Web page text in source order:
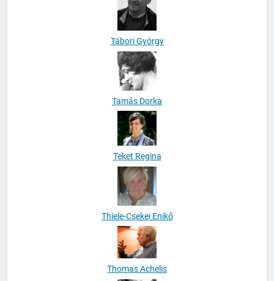
Tábori György
Tamás Dorka
Teket Regina
Thiele-Csekei Enikő
Thomas Achelis